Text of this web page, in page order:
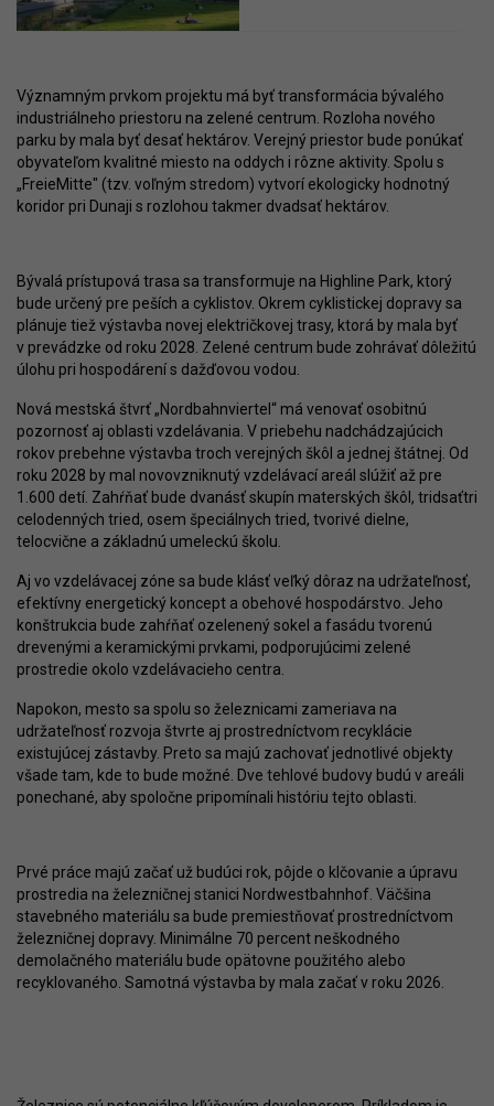
Významným prvkom projektu má byť transformácia bývalého
industriálneho priestoru na zelené centrum. Rozloha nového
parku by mala byť desať hektárov. Verejný priestor bude ponúkať
obyvateľom kvalitné miesto na oddych i rôzne aktivity. Spolu s
„FreieMitte" (tzv. voľným stredom) vytvorí ekologicky hodnotný
koridor pri Dunaji s rozlohou takmer dvadsať hektárov.
Bývalá prístupová trasa sa transformuje na Highline Park, ktorý
bude určený pre peších a cyklistov. Okrem cyklistickej dopravy sa
plánuje tiež výstavba novej električkovej trasy, ktorá by mala byť
v prevádzke od roku 2028. Zelené centrum bude zohrávať dôležitú
úlohu pri hospodárení s dažďovou vodou.
Nová mestská štvrť „Nordbahnviertel“ má venovať osobitnú
pozornosť aj oblasti vzdelávania. V priebehu nadchádzajúcich
rokov prebehne výstavba troch verejných škôl a jednej štátnej. Od
roku 2028 by mal novovzniknutý vzdelávací areál slúžiť až pre
1.600 detí. Zahŕňať bude dvanásť skupín materských škôl, tridsaťtri
celodenných tried, osem špeciálnych tried, tvorivé dielne,
telocvične a základnú umeleckú školu.
Aj vo vzdelávacej zóne sa bude klásť veľký dôraz na udržateľnosť,
efektívny energetický koncept a obehové hospodárstvo. Jeho
konštrukcia bude zahŕňať ozelenený sokel a fasádu tvorenú
drevenými a keramickými prvkami, podporujúcimi zelené
prostredie okolo vzdelávacieho centra.
Napokon, mesto sa spolu so železnicami zameriava na
udržateľnosť rozvoja štvrte aj prostredníctvom recyklácie
existujúcej zástavby. Preto sa majú zachovať jednotlivé objekty
všade tam, kde to bude možné. Dve tehlové budovy budú v areáli
ponechané, aby spoločne pripomínali históriu tejto oblasti.
Prvé práce majú začať už budúci rok, pôjde o klčovanie a úpravu
prostredia na železničnej stanici Nordwestbahnhof. Väčšina
stavebného materiálu sa bude premiestňovať prostredníctvom
železničnej dopravy. Minimálne 70 percent neškodného
demolačného materiálu bude opätovne použitého alebo
recyklovaného. Samotná výstavba by mala začať v roku 2026.